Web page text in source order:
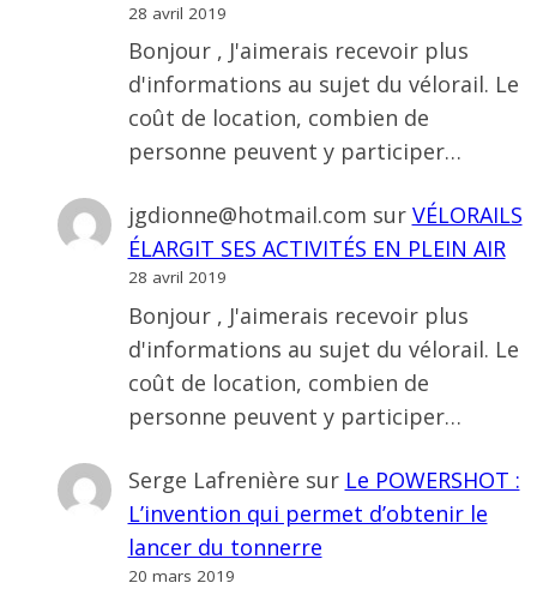
28 avril 2019
Bonjour , J'aimerais recevoir plus
d'informations au sujet du vélorail. Le
coût de location, combien de
personne peuvent y participer…
jgdionne@hotmail.com sur VÉLORAILS
ÉLARGIT SES ACTIVITÉS EN PLEIN AIR
28 avril 2019
Bonjour , J'aimerais recevoir plus
d'informations au sujet du vélorail. Le
coût de location, combien de
personne peuvent y participer…
Serge Lafrenière sur Le POWERSHOT :
L’invention qui permet d’obtenir le
lancer du tonnerre
20 mars 2019